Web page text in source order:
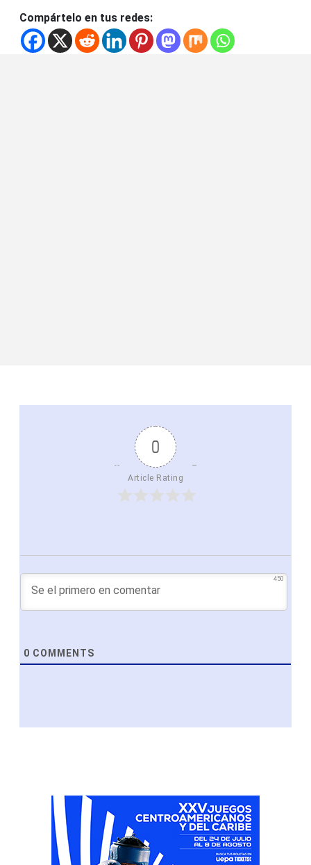
Compártelo en tus redes:
0
Article Rating
450
0 COMMENTS